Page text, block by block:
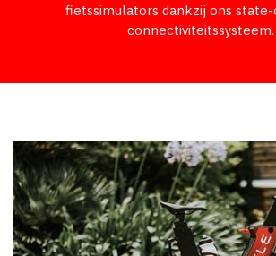
fietssimulators dankzij ons
connectiviteitssysteem.